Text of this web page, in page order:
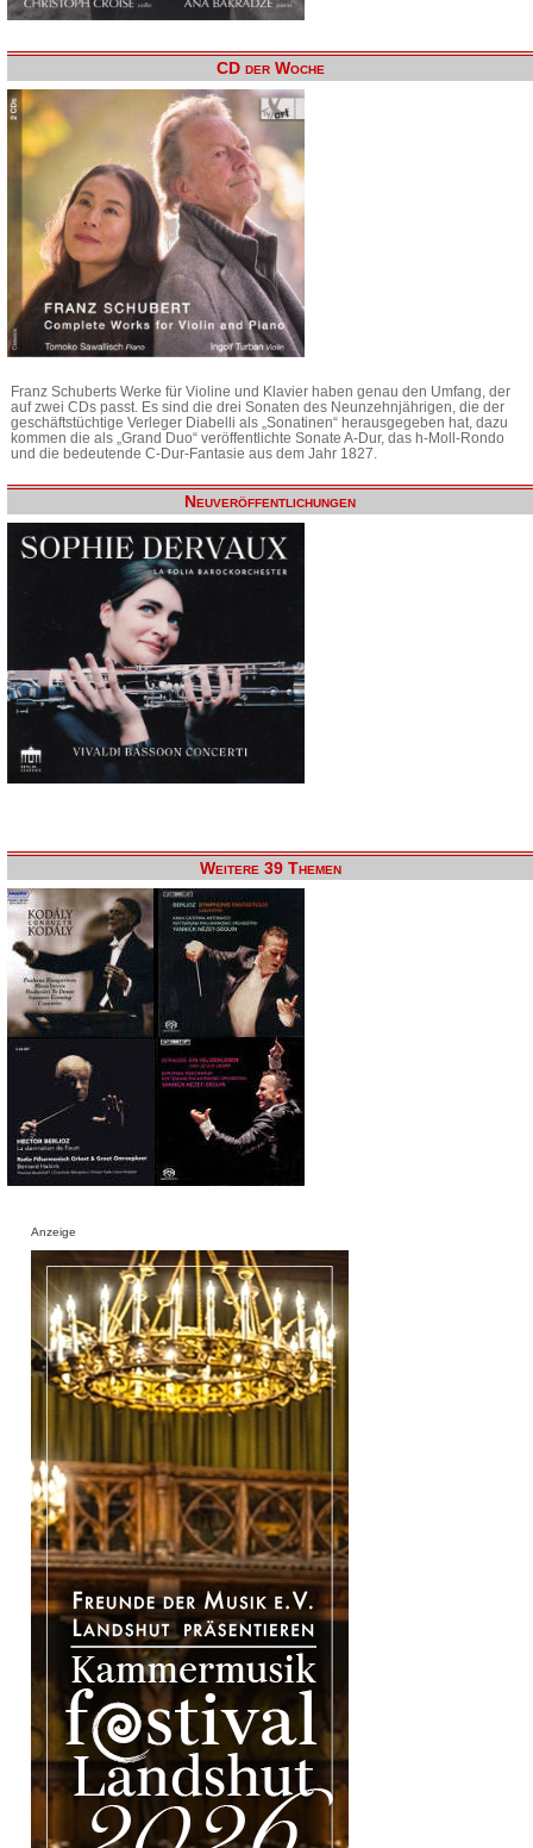
CD der Woche
Franz Schuberts Werke für Violine und Klavier haben genau den Umfang, der
auf zwei CDs passt. Es sind die drei Sonaten des Neunzehnjährigen, die der
geschäftstüchtige Verleger Diabelli als „Sonatinen“ herausgegeben hat, dazu
kommen die als „Grand Duo“ veröffentlichte Sonate A-Dur, das h-Moll-Rondo
und die bedeutende C-Dur-Fantasie aus dem Jahr 1827.
Neuveröffentlichungen
Weitere 39 Themen
Anzeige